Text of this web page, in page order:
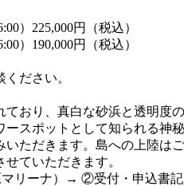
）225,000円（税込）
）190,000円（税込）
ださい。
おり、真白な砂浜と透明度
スポットとして知られる神
ただきます。島への上陸はご
ていただきます。
マリーナ）→ ②受付・申込